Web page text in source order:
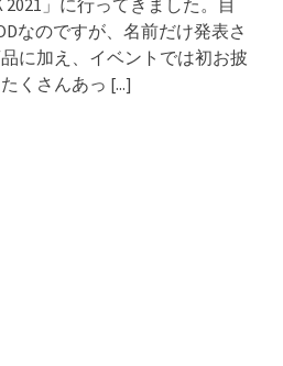
2021」に行ってきました。目
なのですが、名前だけ発表さ
に加え、イベントでは初お披
くさんあっ [...]